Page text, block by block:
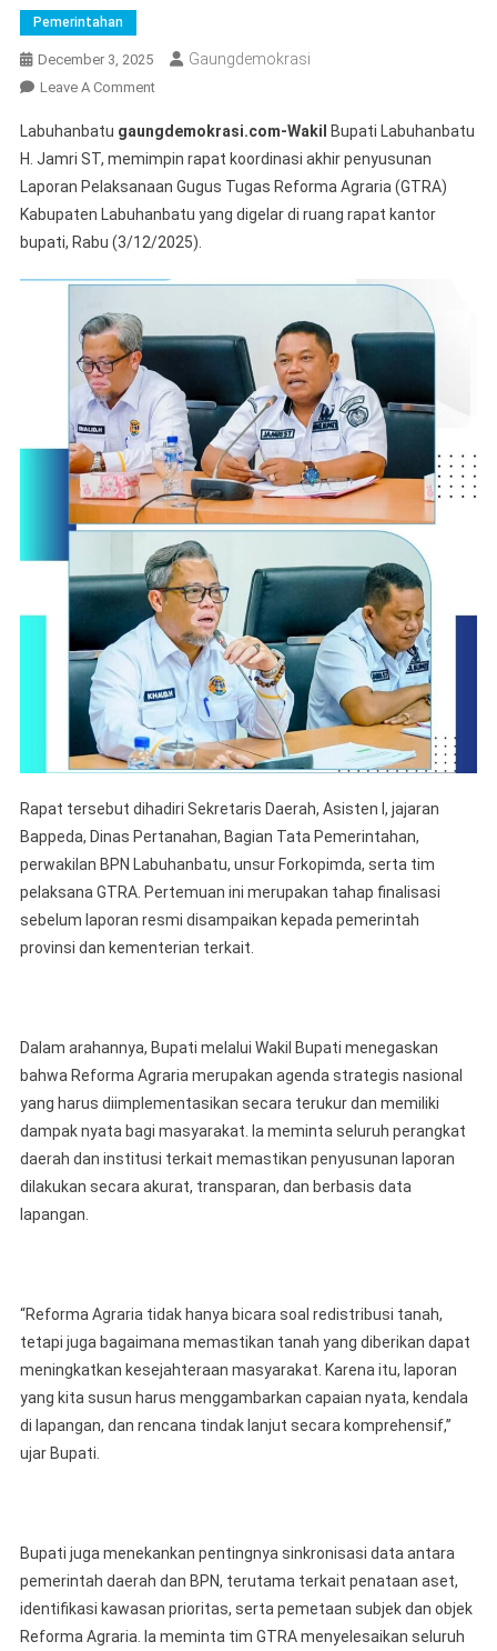
Pemerintahan
December 3, 2025 Gaungdemokrasi
Leave A CommentOn
Bupati
Labuhanbatu
Pimpin
Rapat
Koordinasi
Penyusunan
Pelaksanaan
Gugus
Tugas
Reforma
Agraria
Labuhanbatu gaungdemokrasi.com-Wakil
Bupati Labuhanbatu
H. Jamri ST, memimpin rapat koordinasi akhir penyusunan
Laporan Pelaksanaan Gugus Tugas Reforma Agraria (GTRA)
Kabupaten Labuhanbatu yang digelar di ruang rapat kantor
bupati, Rabu (3/12/2025).
Rapat tersebut dihadiri Sekretaris Daerah, Asisten I, jajaran
Bappeda, Dinas Pertanahan, Bagian Tata Pemerintahan,
perwakilan BPN Labuhanbatu, unsur Forkopimda, serta tim
pelaksana GTRA. Pertemuan ini merupakan tahap finalisasi
sebelum laporan resmi disampaikan kepada pemerintah
provinsi dan kementerian terkait.
Dalam arahannya, Bupati melalui Wakil Bupati menegaskan
bahwa Reforma Agraria merupakan agenda strategis nasional
yang harus diimplementasikan secara terukur dan memiliki
dampak nyata bagi masyarakat. Ia meminta seluruh perangkat
daerah dan institusi terkait memastikan penyusunan laporan
dilakukan secara akurat, transparan, dan berbasis data
lapangan.
“Reforma Agraria tidak hanya bicara soal redistribusi tanah,
tetapi juga bagaimana memastikan tanah yang diberikan dapat
meningkatkan kesejahteraan masyarakat. Karena itu, laporan
yang kita susun harus menggambarkan capaian nyata, kendala
di lapangan, dan rencana tindak lanjut secara komprehensif,”
ujar Bupati.
Bupati juga menekankan pentingnya sinkronisasi data antara
pemerintah daerah dan BPN, terutama terkait penataan aset,
identifikasi kawasan prioritas, serta pemetaan subjek dan objek
Reforma Agraria. Ia meminta tim GTRA menyelesaikan seluruh